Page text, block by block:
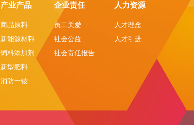
产业产品
商品原料
新能源材料
饲料添加剂
新型肥料
消防一铵
企业责任
员工关爱
社会公益
社会责任报告
人力资源
人才理念
人才引进